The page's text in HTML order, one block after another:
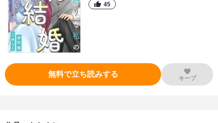
45
無料で立ち読みする キープ